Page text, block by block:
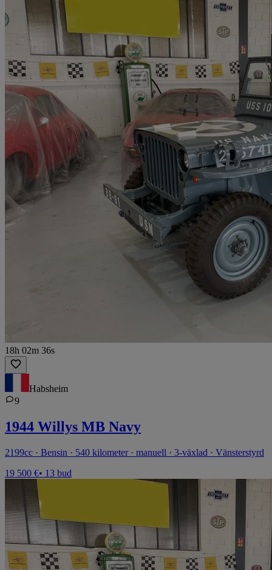
18h 02m 36s
Habsheim
9
1944 Willys MB Navy
2199cc · Bensin · 540 kilometer · manuell · 3-växlad · Vänsterstyrd
19 500 €• 13 bud